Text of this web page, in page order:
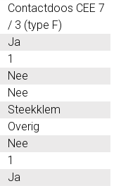
Contactdoos CEE 7
/ 3 (type F)
Ja
1
Nee
Nee
Steekklem
Overig
Nee
1
Ja